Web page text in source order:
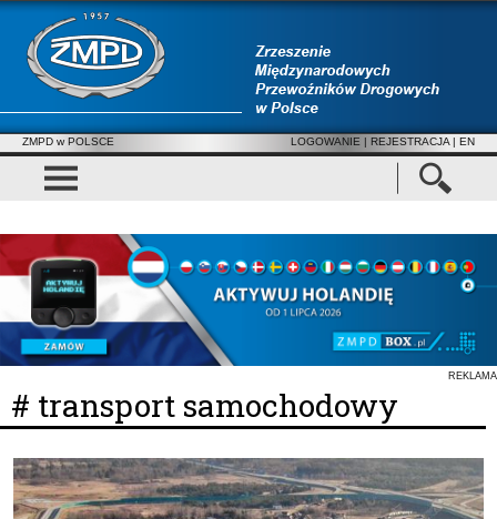
ZMPD w POLSCE LOGOWANIE | REJESTRACJA | EN
REKLAMA
# transport samochodowy